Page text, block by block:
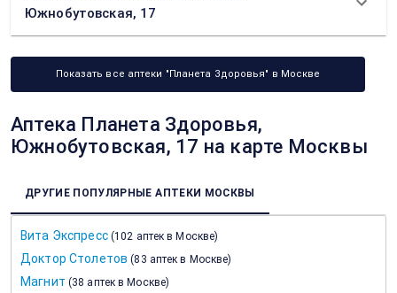
Южнобутовская, 17
Показать все аптеки "Планета Здоровья" в Москве
Аптека Планета Здоровья,
Южнобутовская, 17 на карте Москвы
ДРУГИЕ ПОПУЛЯРНЫЕ АПТЕКИ МОСКВЫ
Вита Экспресс (102 аптек в Москве)
Доктор Столетов (83 аптек в Москве)
Магнит (38 аптек в Москве)